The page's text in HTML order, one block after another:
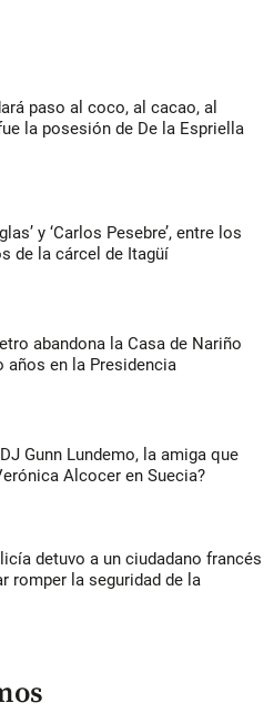
paso al coco, al cacao, al
la posesión de De la Espriella
y ‘Carlos Pesebre’, entre los
de la cárcel de Itagüí
abandona la Casa de Nariño
años en la Presidencia
Gunn Lundemo, la amiga que
Alcocer en Suecia?
detuvo a un ciudadano francés
romper la seguridad de la